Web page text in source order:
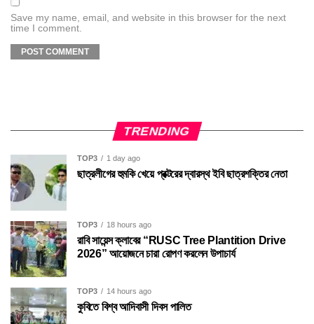
Save my name, email, and website in this browser for the next
time I comment.
TRENDING
TOP3 1 day ago
ছাত্রলীগের হুমকি খেয়ে প্রক্টরের দ্বারস্থ ইবি ছাত্রশক্তির নেতা
TOP3 18 hours ago
রাবি সায়েন্স ক্লাবের “RUSC Tree Plantition Drive
2026” আয়োজনে চারা রোপণ করলেন উপাচার্য
TOP3 14 hours ago
কুবিতে বিশ্ব আদিবাসী দিবস পালিত